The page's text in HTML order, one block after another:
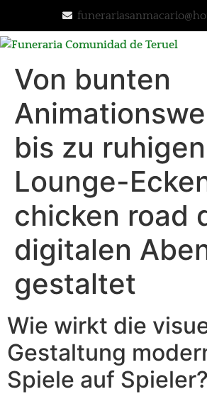
Von bunten
bis zu ruhigen
Lounge-
chicken road
digitalen
gestaltet
Wie wirkt die
Gestaltung
Spiele auf Spieler?